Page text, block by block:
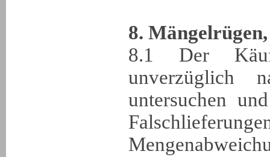
8.
8.1 Der
unverzüglich
untersuchen